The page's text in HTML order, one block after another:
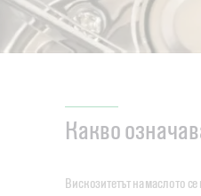
Какво
Вискозитетът на маслото